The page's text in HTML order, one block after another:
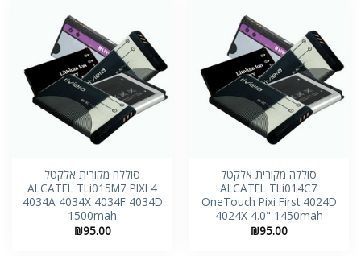
סוללה מקורית אלקטל
ALCATEL TLi014C7
OneTouch Pixi First 4024D
4024X 4.0" 1450mah
₪95.00
סוללה מקורית אלקטל
ALCATEL TLi015M7 PIXI 4
4034A 4034X 4034F 4034D
1500mah
₪95.00